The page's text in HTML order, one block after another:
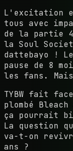
L'excitation
tous avec
de la partie
la Soul
dattebayo !
pause de 8
les fans.
TYBW fait
plombé
ça pourrait
La question
va-t-on
ans ?